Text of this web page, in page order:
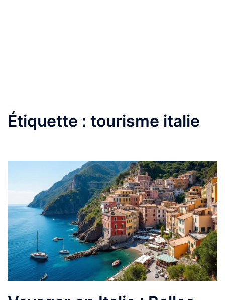
Étiquette : tourisme italie